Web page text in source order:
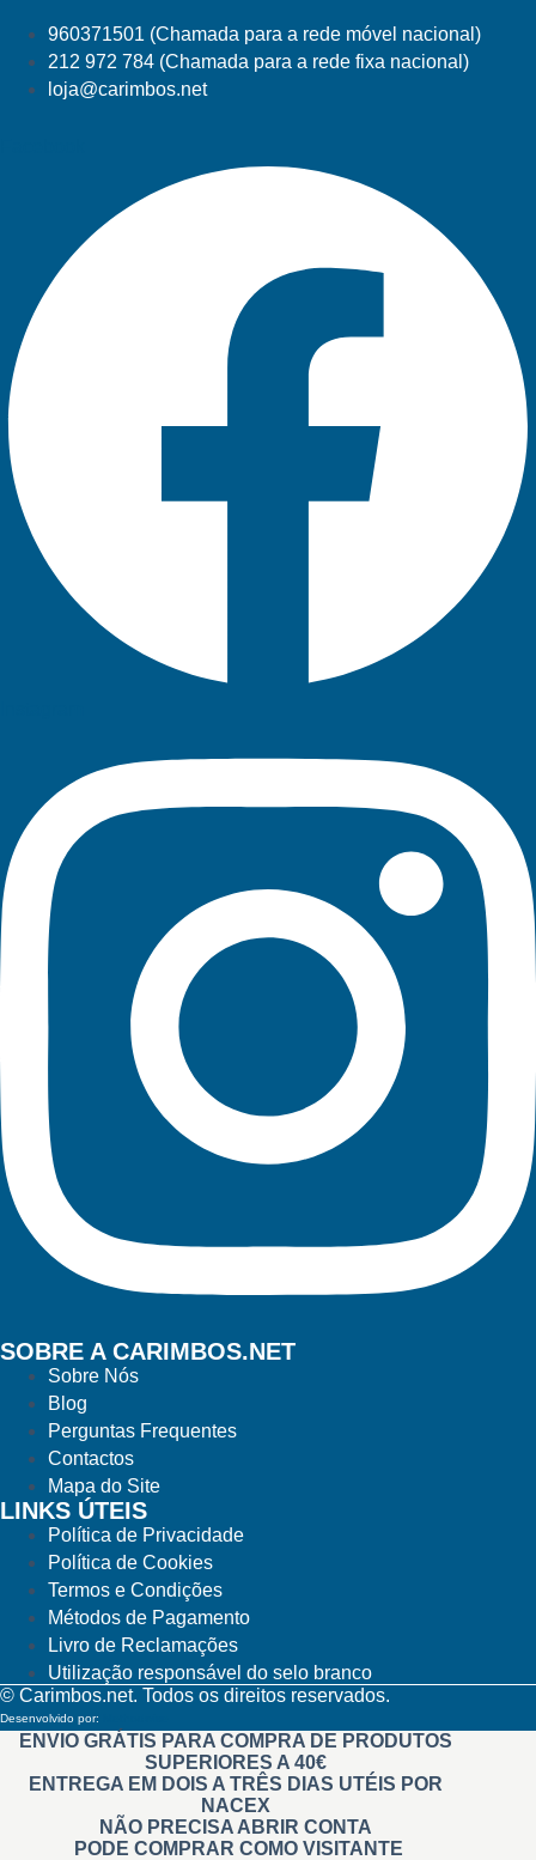
960371501 (Chamada para a rede móvel nacional)
212 972 784 (Chamada para a rede fixa nacional)
loja@carimbos.net
SOBRE A CARIMBOS.NET
Sobre Nós
Blog
Perguntas Frequentes
Contactos
Mapa do Site
LINKS ÚTEIS
Política de Privacidade
Política de Cookies
Termos e Condições
Métodos de Pagamento
Livro de Reclamações
Utilização responsável do selo branco
© Carimbos.net. Todos os direitos reservados.
Desenvolvido por:
ENVIO GRÁTIS PARA COMPRA DE PRODUTOS
SUPERIORES A 40€
ENTREGA EM DOIS A TRÊS DIAS UTÉIS POR
NACEX
NÃO PRECISA ABRIR CONTA
PODE COMPRAR COMO VISITANTE